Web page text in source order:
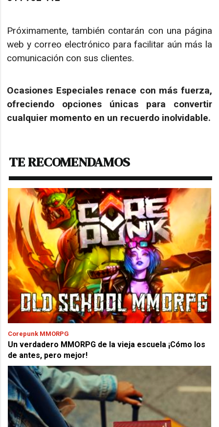
Próximamente, también contarán con una página
web y correo electrónico para facilitar aún más la
comunicación con sus clientes.
Ocasiones Especiales renace con más fuerza,
ofreciendo opciones únicas para convertir
cualquier momento en un recuerdo inolvidable.
TE RECOMENDAMOS
Corepunk MMORPG
Un verdadero MMORPG de la vieja escuela ¡Cómo los
de antes, pero mejor!